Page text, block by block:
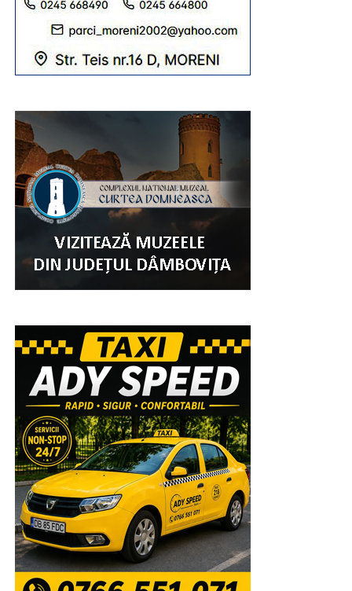
PSD şi doreşte să candideze. Eu respect dreptul
oricăruia să candideze.
Corneliu Ştefan: Domnule Guran, unii sunt doar de
Virgil Guran: Domnule Ştefan, habar nu aveţi de lege.
Cum să fie de 2 ani la PSD? Păi pierdea mandatul…
Dialog preluat de la Antena 3.
RECLAMA
RELATIONATE: DNA FEATURED PLÂNGERE
POLITIC
PRIMARI PSD
URMATOAREA
PRO România Dâmboviţa continuă să-și prezinte
candidații pentru funcțiile de primar
NU RATAȚI
Târgovişte: Cort USR PLUS pentru strângere de
semnături, distrus de persoane necunoscute